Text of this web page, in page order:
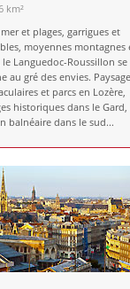
km²
et plages, garrigues et
moyennes montagnes
le Languedoc-Roussillon se
au gré des envies.
et parcs en Lozère,
historiques dans le Gard,
balnéaire dans le sud...